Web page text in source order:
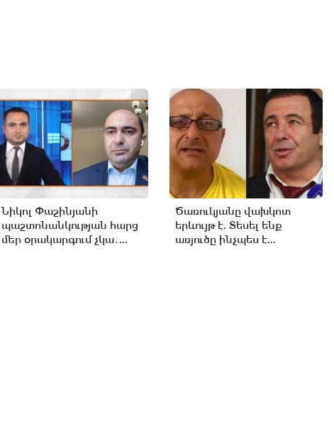
Նիկոլ Փաշինյանի
պաշտոնանկության հարց
մեր օրակարգում չկա․...
Ծառուկյանը վախկոտ
երևույթ է. Տեսել ենք
առյուծը ինչպես է...